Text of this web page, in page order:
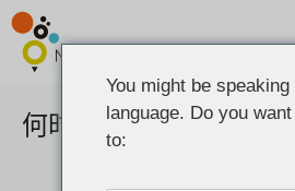
何时购买新的结婚戒指
You might be
language. Do you
to: